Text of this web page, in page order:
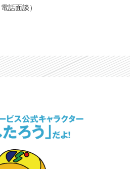
話面談）